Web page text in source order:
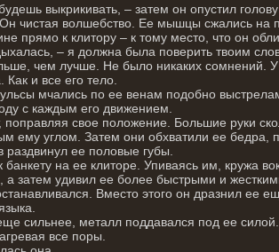
выкрикивать, – затем он опустил
чистая волшебство. Ее мышцы сжались
прямо к клитору – к тому место, что он
– я должна была поверить твоим
чем лучше. Не было никаких сомнений. У
Как и все его тело.
мчались по ее венам подобно
с каждым его движением.
поправляя свое положение. Большие руки
ему углом. Затем они обхватили ее бедра,
ее половые губы.
банкету на ее клиторе. Упиваясь им, кружа
а затем удивил ее более быстрыми и
Вместо этого он дразнил ее
сильнее, металл поддавался под ее
все поры.